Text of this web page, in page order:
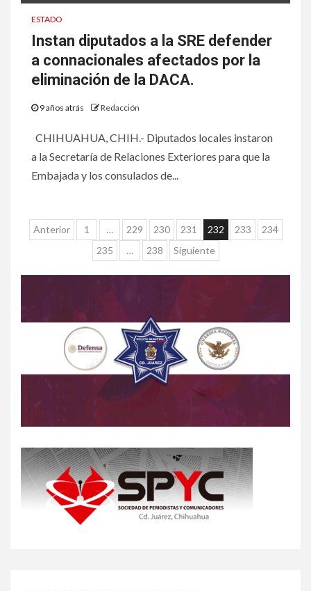
ESTADO
Instan diputados a la SRE defender
a connacionales afectados por la
eliminación de la DACA.
9 años atrás Redacción
CHIHUAHUA, CHIH.- Diputados locales instaron
a la Secretaría de Relaciones Exteriores para que la
Embajada y los consulados de...
Anterior 1 … 229 230 231 232 233
234
235
… 238 Siguiente